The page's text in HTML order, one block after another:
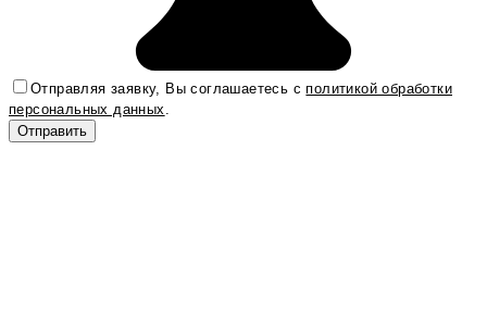
Отправляя заявку, Вы соглашаетесь сполитикой обработки
персональных данных.